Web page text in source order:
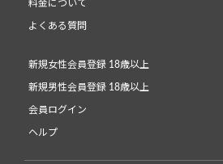
料金について
よくある質問
新規女性会員登録 18歳以上
新規男性会員登録 18歳以上
会員ログイン
ヘルプ